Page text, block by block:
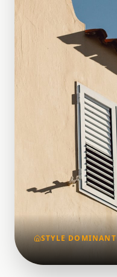
STYLE DOMINANT